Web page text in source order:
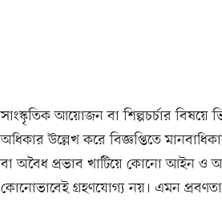
সাংস্কৃতিক আয়োজন বা শিল্পচর্চার বিষয়ে
অধিকার উল্লেখ করে বিজ্ঞপ্তিতে
বা অবৈধ প্রভাব খাটিয়ে কোনো আইন ও
কোনোভাবেই গ্রহণযোগ্য নয়। এমন